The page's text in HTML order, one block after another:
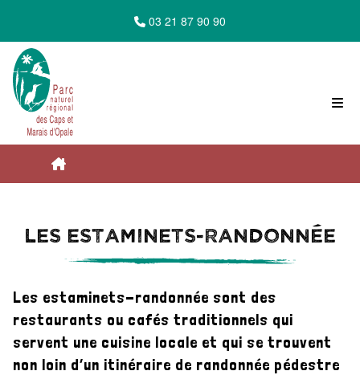
03 21 87 90 90
et Marais d'Opale
Le Parc à découvrir
Consommer local
Les estaminets-randonnée
Les estaminets-randonnée sont des
restaurants ou cafés traditionnels qui
servent une cuisine locale et qui se trouvent
non loin d’un itinéraire de randonnée pédestre